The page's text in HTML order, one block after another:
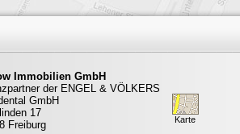
Immobilien GmbH
der ENGEL & VÖLKERS
GmbH
17
Freiburg
Karte